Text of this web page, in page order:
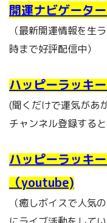
開運ナビゲータ
（最新開運情報を生
時まで好評配信中）
ハッピーラッキ
(聞くだけで運気があ
チャンネル登録する
ハッピーラッキ
（youtube)
（癒しボイスで人気